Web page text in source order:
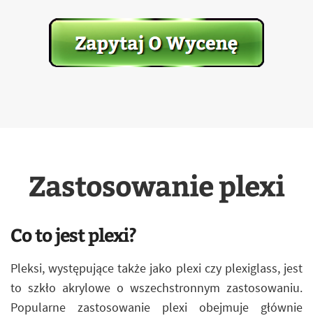
Zastosowanie plexi
Co to jest plexi?
Pleksi, występujące także jako plexi czy plexiglass, jest
to szkło akrylowe o wszechstronnym zastosowaniu.
Popularne zastosowanie plexi obejmuje głównie